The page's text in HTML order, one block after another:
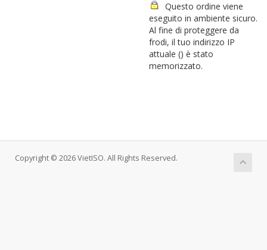
Questo ordine viene
eseguito in ambiente sicuro.
Al fine di proteggere da
frodi, il tuo indirizzo IP
attuale () è stato
memorizzato.
Copyright © 2026 VietISO. All Rights Reserved.